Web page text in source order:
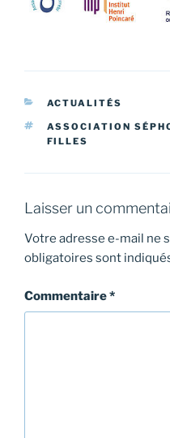
CATÉGORIES
ACTUALITÉS
ÉTIQUETTES
ASSOCIATION
FILLES
Laisser un
Votre adresse e-mail ne
obligatoires sont
Commentaire*